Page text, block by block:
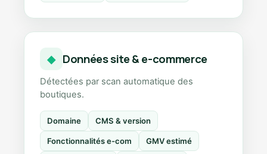
◆ Données site & e-commerce
Détectées par scan automatique des
boutiques.
Domaine CMS & version
Fonctionnalités e-com GMV estimé